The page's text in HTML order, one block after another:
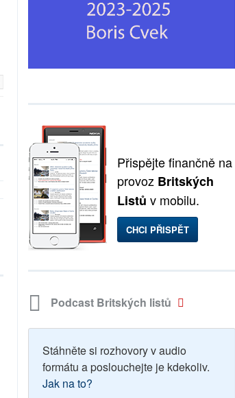
Přispějte finančně na
provoz Britských
Listů v mobilu.
CHCI PŘISPĚT
Podcast Britských listů
Stáhněte si rozhovory v audio
formátu a poslouchejte je kdekoliv.
Jak na to?